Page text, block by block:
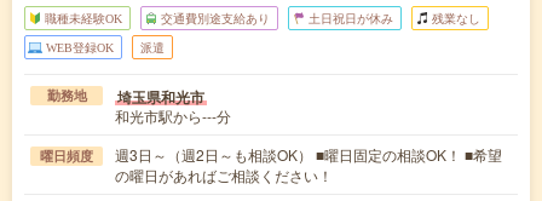
職種未経験OK 交通費別途支給あり 土日祝日が休み 残業なし
WEB登録OK 派遣
勤務地 埼玉県和光市
和光市駅から---分
曜日頻度
週3日～（週2日～も相談OK） ■曜日固定の相談OK！ ■希望
の曜日があればご相談ください！